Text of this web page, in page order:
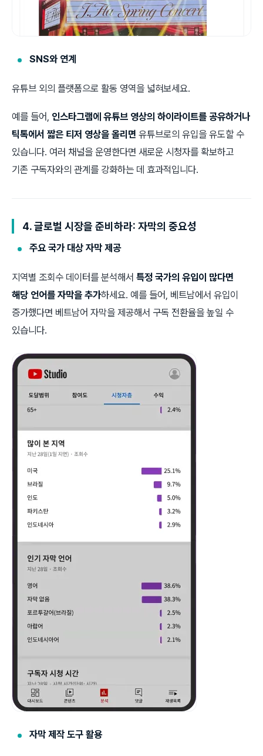
SNS와 연계
유튜브 외의 플랫폼으로 활동 영역을 넓혀보세요.
예를 들어, 인스타그램에 유튜브 영상의 하이라이트를 공유하거나
틱톡에서 짧은 티저 영상을 올리면 유튜브로의 유입을 유도할 수
있습니다. 여러 채널을 운영한다면 새로운 시청자를 확보하고
기존 구독자와의 관계를 강화하는 데 효과적입니다.
4. 글로벌 시장을 준비하라: 자막의 중요성
주요 국가 대상 자막 제공
지역별 조회수 데이터를 분석해서 특정 국가의 유입이 많다면
해당 언어를 자막을 추가하세요. 예를 들어, 베트남에서 유입이
증가했다면 베트남어 자막을 제공해서 구독 전환율을 높일 수
있습니다.
자막 제작 도구 활용